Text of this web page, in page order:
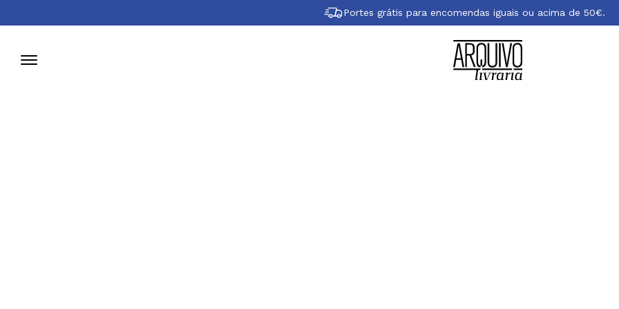
para
principal
Portes grátis para encomendas iguais ou acima de 50€.